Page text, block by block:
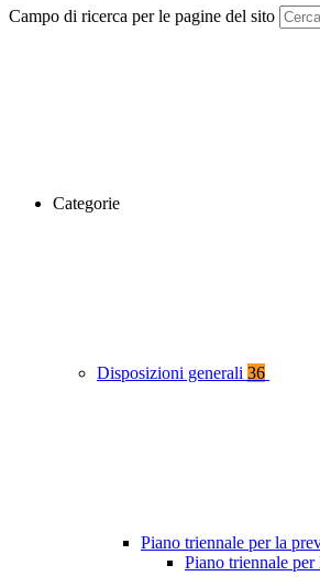
Campo di ricerca per le pagine del sito
Categorie
Disposizioni generali 36
Piano triennale per la
Piano triennale